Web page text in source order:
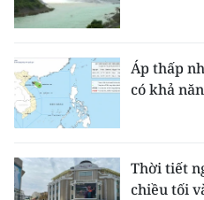
Áp thấp
có khả
Thời tiết
chiều tối